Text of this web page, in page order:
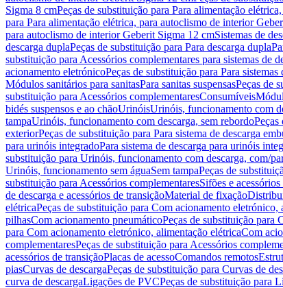
Sigma 8 cmPeças de substituição para Para alimentação
para Para alimentação elétrica, para autoclismo de interior
para autoclismo de interior Geberit Sigma 12 cmSistemas de
descarga duplaPeças de substituição para Para descarga dupla
substituição para Acessórios complementares para sistemas de
acionamento eletrónicoPeças de substituição para Para
Módulos sanitários para sanitasPara sanitas suspensasPeças de
substituição para Acessórios complementaresConsumíveis
bidés suspensos e ao chãoUrinóisUrinóis, funcionamento com
tampaUrinóis, funcionamento com descarga, sem rebordo
exteriorPeças de substituição para Para sistema de descarga
para urinóis integradoPara sistema de descarga para urinóis
substituição para Urinóis, funcionamento com descarga, com/
Urinóis, funcionamento sem águaSem tampaPeças de
substituição para Acessórios complementaresSifões e
de descarga e acessórios de transiçãoMaterial de fixação
elétricaPeças de substituição para Com acionamento eletrónico,
pilhasCom acionamento pneumáticoPeças de substituição para
para Com acionamento eletrónico, alimentação elétricaCom
complementaresPeças de substituição para Acessórios
acessórios de transiçãoPlacas de acessoComandos remotos
piasCurvas de descargaPeças de substituição para Curvas de
curva de descargaLigações de PVCPeças de substituição para